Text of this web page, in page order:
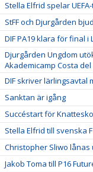
Stella Elfrid spelar
StFF och Djurgården
DIF PA19 klara för final i
Djurgården Ungdom
Akademicamp Costa del
DIF skriver lärlingsavtal
Sanktan är igång
Succéstart för
Stella Elfrid till svenska
Christopher Sliwo lånas
Jakob Toma till P16